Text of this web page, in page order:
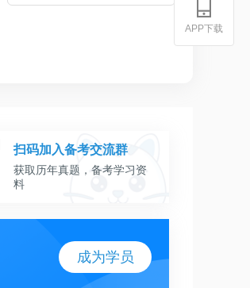
扫码加入备考交流群
获取历年真题，备考学习资
料
成为学员
APP下载